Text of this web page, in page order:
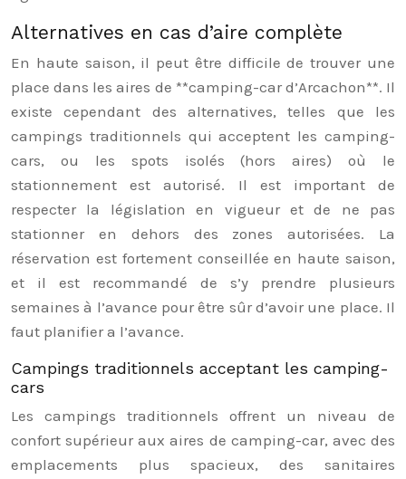
Alternatives en cas d’aire complète
En haute saison, il peut être difficile de trouver une
place dans les aires de **camping-car d’Arcachon**. Il
existe cependant des alternatives, telles que les
campings traditionnels qui acceptent les camping-
cars, ou les spots isolés (hors aires) où le
stationnement est autorisé. Il est important de
respecter la législation en vigueur et de ne pas
stationner en dehors des zones autorisées. La
réservation est fortement conseillée en haute saison,
et il est recommandé de s’y prendre plusieurs
semaines à l’avance pour être sûr d’avoir une place. Il
faut planifier a l’avance.
Campings traditionnels acceptant les camping-
cars
Les campings traditionnels offrent un niveau de
confort supérieur aux aires de camping-car, avec des
emplacements plus spacieux, des sanitaires